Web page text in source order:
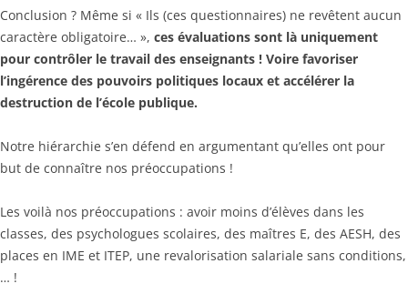
Conclusion ? Même si « Ils (ces questionnaires) ne revêtent aucun
caractère obligatoire… », ces évaluations sont là uniquement
pour contrôler le travail des enseignants ! Voire favoriser
l’ingérence des pouvoirs politiques locaux et accélérer la
destruction de l’école publique.
Notre hiérarchie s’en défend en argumentant qu’elles ont pour
but de connaître nos préoccupations !
Les voilà nos préoccupations : avoir moins d’élèves dans les
classes, des psychologues scolaires, des maîtres E, des AESH, des
places en IME et ITEP, une revalorisation salariale sans conditions,
… !